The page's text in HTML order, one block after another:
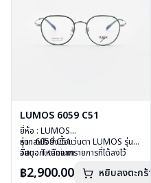
LUMOS 6059 C51
ยี่ห้อ : LUMOS
รุ่น : 6059 C51
วัสดุ : Titanium
บานพับ : ไม่มีสปริง
หากสนใจสั่งชื้อแว่นตา LUMOS รุ่น
อื่นนอกเหนือจากรายการที่ได้ลงไว้
฿2,900.00 หยิบลงตะกร้า